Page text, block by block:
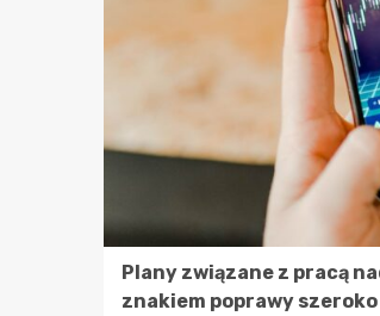
Plany związane z pracą
znakiem poprawy